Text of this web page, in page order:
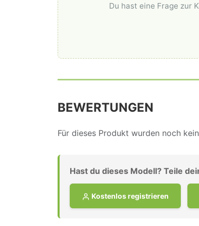
Du hast eine Frage zur
BEWERTUNGEN
Für dieses Produkt wurden noch
Hast du dieses Modell? Teile
Kostenlos registrieren